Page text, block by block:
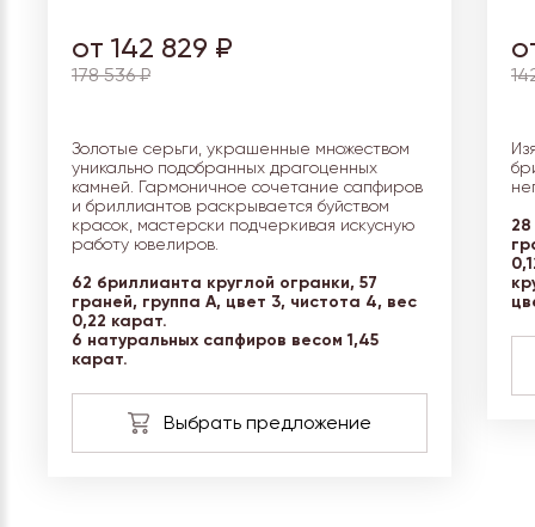
от 142 829 ₽
178 536 ₽
Золотые серьги, украшенные множеством
уникально подобранных драгоценных
камней. Гармоничное сочетание сапфиров
и бриллиантов раскрывается буйством
красок, мастерски подчеркивая искусную
работу ювелиров.
62 бриллианта круглой огранки, 57
граней, группа А, цвет 3, чистота 4, вес
0,22 карат.
6 натуральных сапфиров весом 1,45
карат.